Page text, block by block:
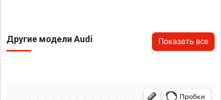
Другие модели Audi Показать все